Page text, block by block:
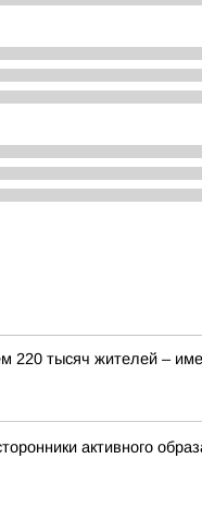
220 тысяч жителей –
активного